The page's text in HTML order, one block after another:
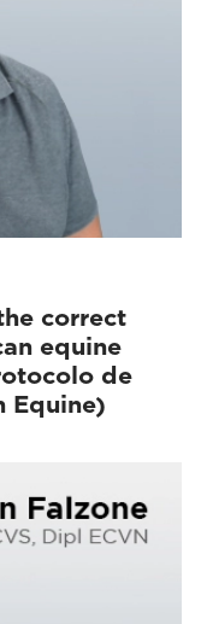
correct
equine
de
Equine)